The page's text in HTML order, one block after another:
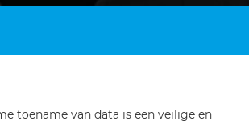
toename van data is een veilige en